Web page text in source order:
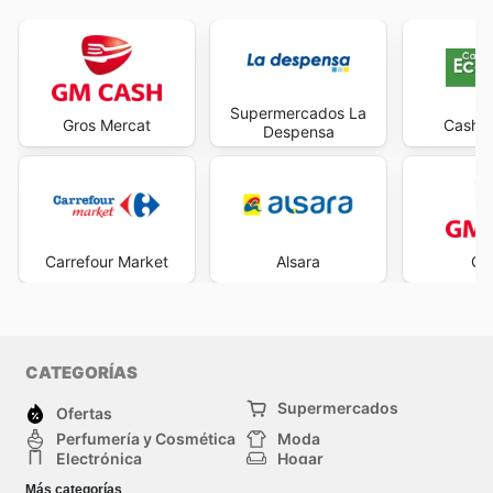
Gros Mercat
Carrefour Market
Supermercados La
Despensa
Alsara
Cash
CATEGORÍAS
Ofertas
Supermercados
Perfumería y Cosmética
Moda
Electrónica
Hogar
Deporte